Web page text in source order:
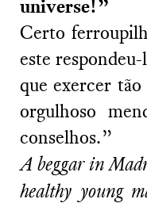
universe!”
Certo
este
que exercer
orgulhoso
conselhos.”
A beggar in
healthy young